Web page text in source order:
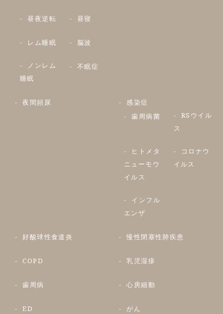
昼夜逆転 昼寝
レム睡眠 脳波
ノンレム
睡眠
不眠症
夜間頻尿
感染症
歯周病菌
RSウイル
ス
ヒトメタ
ニューモウ
イルス
コロナウ
イルス
インフル
エンザ
好酸球性食道炎 慢性閉塞性肺疾患
COPD 乳児湿疹
歯周病 心房細動
ED
がん